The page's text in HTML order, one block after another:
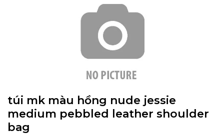
túi mk màu hồng nude jessie
medium pebbled leather shoulder
bag